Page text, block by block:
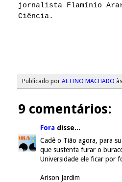
jornalista Flamínio
Ciência.
Publicado por ALTINO MACHADO às
9 comentários:
Fora disse...
Cadê o Tião agora, para
que sustenta furar o
Universidade ele ficar por
Arison Jardim